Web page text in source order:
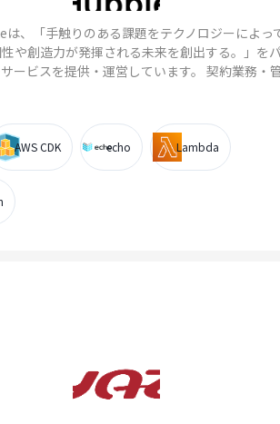
、「手触りのある課題をテクノロジーによっ
や創造力が発揮される未来を創出する。」を
ービスを提供・運営しています。 契約業務・
AWS CDK echo Lambda